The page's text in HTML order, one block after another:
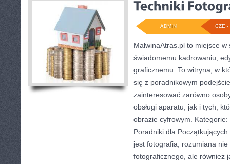
CZE -
ADMIN
MalwinaAtras.pl to miejsce w
świadomemu kadrowaniu,
graficznemu. To witryna, w
się z poradnikowym
zainteresować zarówno
obsługi aparatu, jak i tych,
obrazie cyfrowym.
Poradniki dla
jest fotografia, rozumiana
fotograficznego, ale również